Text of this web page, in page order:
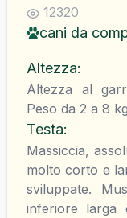
12320
cani da
Altezza:
Altezza al
Peso da 2 a 8
Testa:
Massiccia,
molto corto e
sviluppate.
inferiore larga